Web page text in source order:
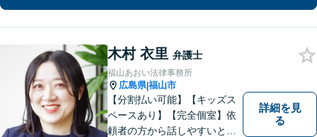
木村 衣里 弁護士
福山あおい法律事務所
広島県|福山市
【分割払い可能】【キッズス
ペースあり】【完全個室】依
頼者の方から話しやすいと定
詳細を見
る